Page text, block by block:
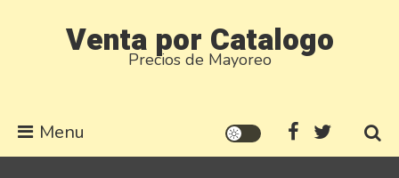
Venta por Catalogo
Precios de Mayoreo
Menu